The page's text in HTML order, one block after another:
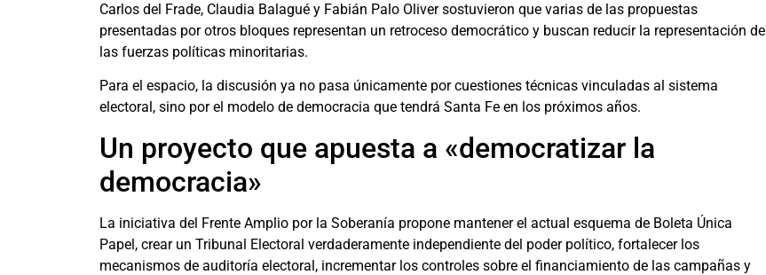
Carlos del Frade, Claudia Balagué y Fabián Palo Oliver sostuvieron que varias de las propuestas
presentadas por otros bloques representan un retroceso democrático y buscan reducir la representación de
las fuerzas políticas minoritarias.
Para el espacio, la discusión ya no pasa únicamente por cuestiones técnicas vinculadas al sistema
electoral, sino por el modelo de democracia que tendrá Santa Fe en los próximos años.
Un proyecto que apuesta a «democratizar la
democracia»
La iniciativa del Frente Amplio por la Soberanía propone mantener el actual esquema de Boleta Única
Papel, crear un Tribunal Electoral verdaderamente independiente del poder político, fortalecer los
mecanismos de auditoría electoral, incrementar los controles sobre el financiamiento de las campañas y